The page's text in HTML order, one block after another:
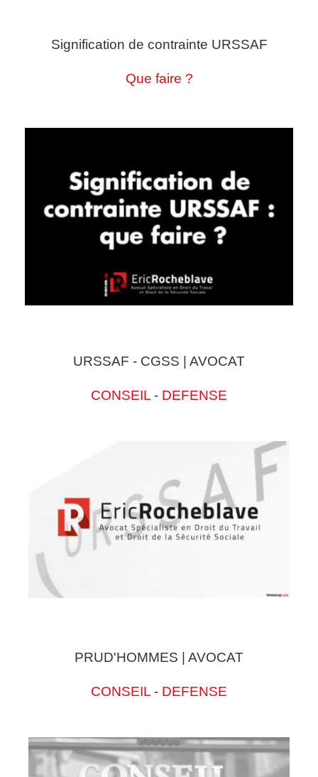
Signification de contrainte URSSAF
Que faire ?
URSSAF - CGSS | AVOCAT
CONSEIL - DEFENSE
PRUD'HOMMES | AVOCAT
CONSEIL - DEFENSE